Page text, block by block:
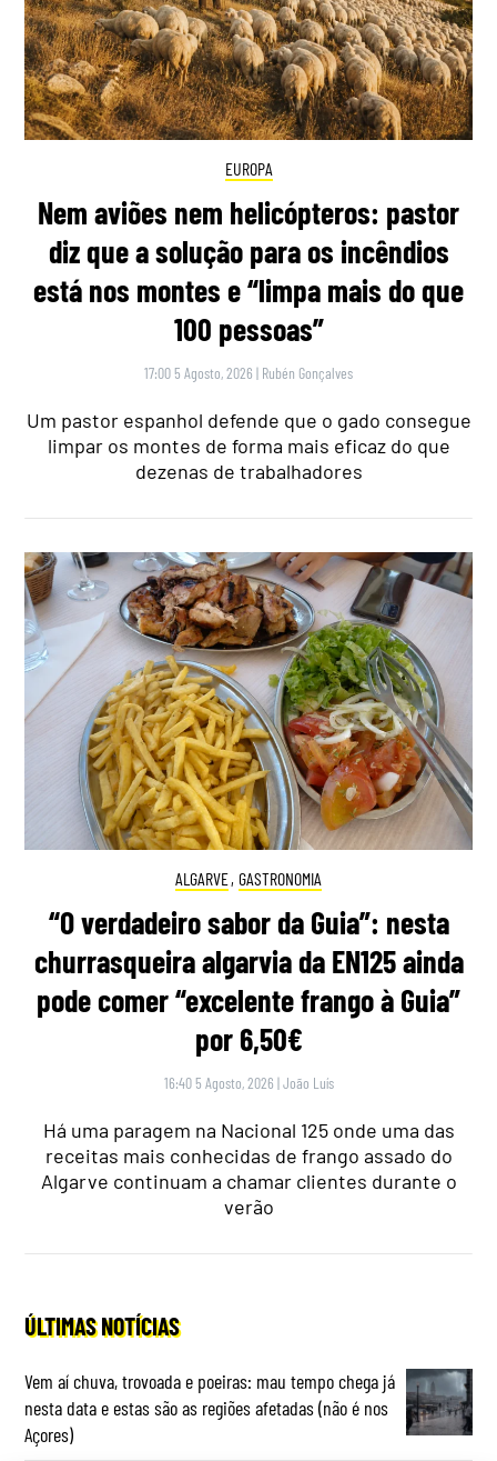
EUROPA
Nem aviões nem helicópteros: pastor
diz que a solução para os incêndios
está nos montes e “limpa mais do que
100 pessoas”
17:00 5 Agosto, 2026 | Rubén Gonçalves
Um pastor espanhol defende que o gado consegue
limpar os montes de forma mais eficaz do que
dezenas de trabalhadores
ALGARVE, GASTRONOMIA
“O verdadeiro sabor da Guia”: nesta
churrasqueira algarvia da EN125 ainda
pode comer “excelente frango à Guia”
por 6,50€
16:40 5 Agosto, 2026 |João Luís
Há uma paragem na Nacional 125 onde uma das
receitas mais conhecidas de frango assado do
Algarve continuam a chamar clientes durante o
verão
ÚLTIMAS NOTÍCIAS
Vem aí chuva, trovoada e poeiras: mau tempo chega já
nesta data e estas são as regiões afetadas (não é nos
Açores)